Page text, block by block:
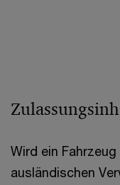
Wird ein
ausländischen